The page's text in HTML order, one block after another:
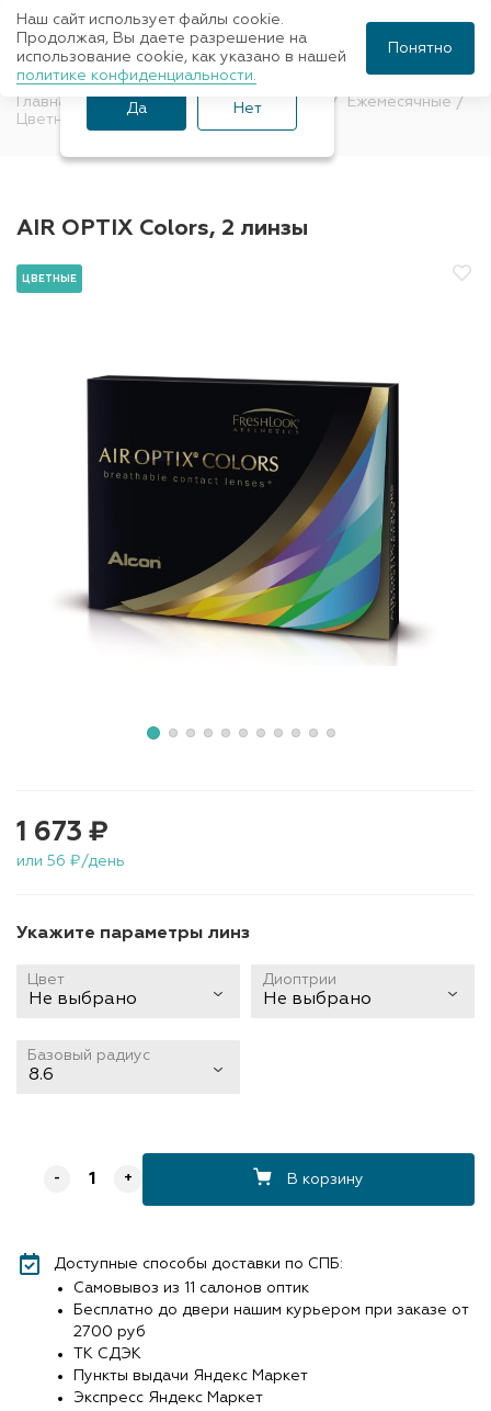
Главная Контактные линзы Цветные
Ежемесячные
Цветные
AIR OPTIX
AIR OPTIX Colors, 2 линзы
ЦВЕТНЫЕ
1 673 ₽
или 56 ₽/день
Укажите параметры линз
Цвет
Не выбрано
Диоптрии
Не выбрано
Базовый радиус
8.6
- + В корзину
Доступные способы доставки по СПБ:
Самовывоз из 11 салонов оптик
Бесплатно до двери нашим курьером при заказе от
2700 руб
ТК СДЭК
Пункты выдачи Яндекс Маркет
Экспресс Яндекс Маркет
Ваш город Санкт-
Петербург?
Да Нет
Наш сайт использует файлы cookie.
Продолжая, Вы даете разрешение на
использование cookie, как указано в нашей
политике конфиденциальности.
Понятно